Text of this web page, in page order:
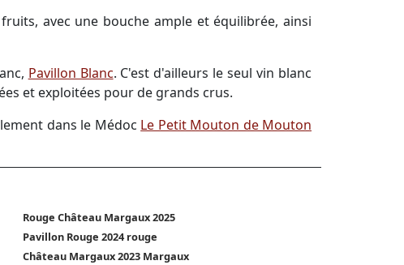
avec une bouche ample et équilibrée, ainsi
Pavillon Blanc. C'est d'ailleurs le seul vin blanc
et exploitées pour de grands crus.
dans le Médoc Le Petit Mouton de Mouton
Rouge Château Margaux 2025
Pavillon Rouge 2024 rouge
Château Margaux 2023 Margaux